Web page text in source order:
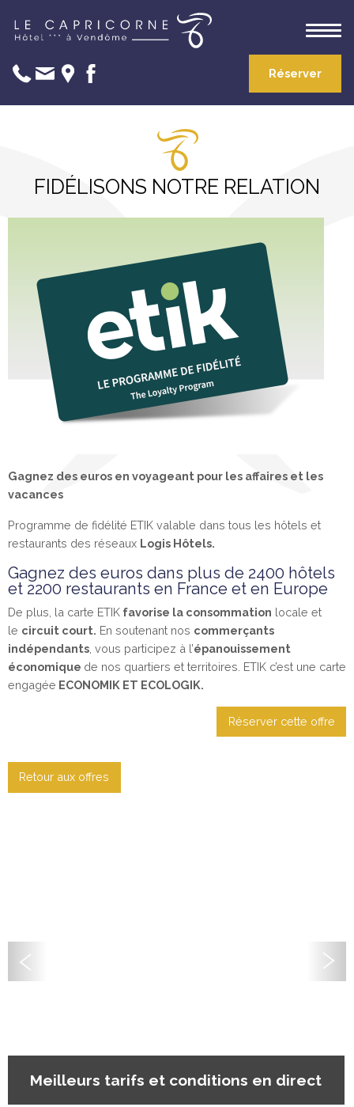
Réserver
FIDÉLISONS NOTRE RELATION
Gagnez des euros en voyageant pour les affaires et les
vacances
Programme de fidélité ETIK valable dans tous les hôtels et
restaurants des réseaux Logis Hôtels.
Gagnez des euros dans plus de 2400 hôtels
et 2200 restaurants en France et en Europe
De plus, la carte ETIK favorise la consommation locale et
le circuit court. En soutenant nos commerçants
indépendants , vous participez à l’épanouissement
économique de nos quartiers et territoires. ETIK c’est une carte
engagée ECONOMIK ET ECOLOGIK.
Réserver cette offre
Retour aux offres
Meilleurs tarifs et conditions en direct